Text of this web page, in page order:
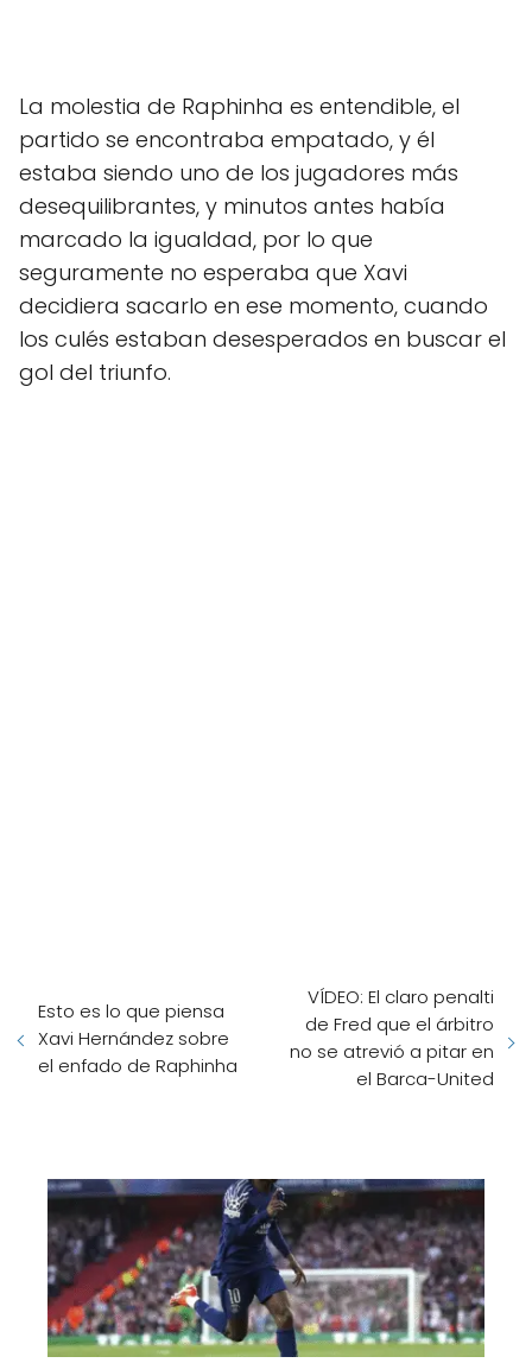
La molestia de Raphinha es entendible, el
partido se encontraba empatado, y él
estaba siendo uno de los jugadores más
desequilibrantes, y minutos antes había
marcado la igualdad, por lo que
seguramente no esperaba que Xavi
decidiera sacarlo en ese momento, cuando
los culés estaban desesperados en buscar el
gol del triunfo.
Esto es lo que piensa
Xavi Hernández sobre
el enfado de Raphinha
VÍDEO: El claro penalti
de Fred que el árbitro
no se atrevió a pitar en
el Barca-United